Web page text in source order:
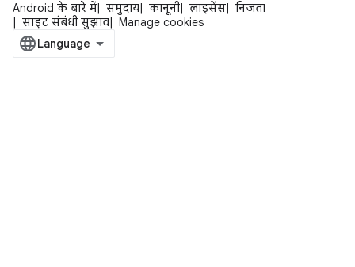
Android के बारे में समुदाय कानूनी लाइसेंस
निजता
साइट संबंधी सुझाव
Manage cookies